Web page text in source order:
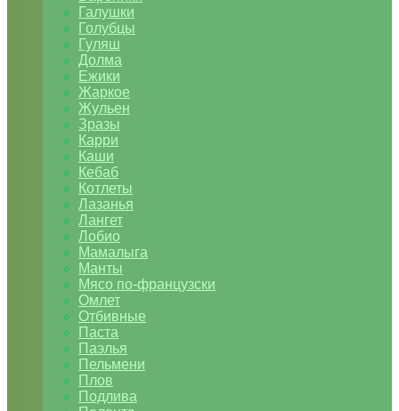
Галушки
Голубцы
Гуляш
Долма
Ежики
Жаркое
Жульен
Зразы
Карри
Каши
Кебаб
Котлеты
Лазанья
Лангет
Лобио
Мамалыга
Манты
Мясо по-французски
Омлет
Отбивные
Паста
Паэлья
Пельмени
Плов
Подлива